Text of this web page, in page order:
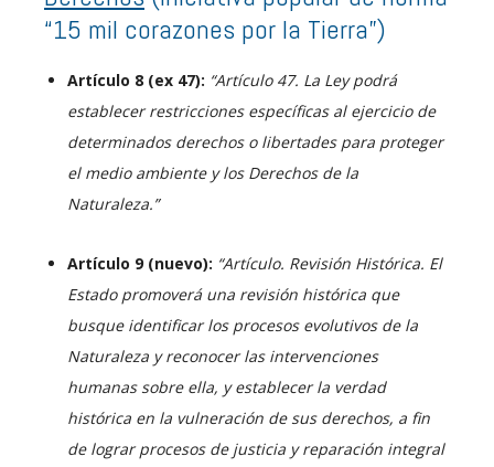
“15 mil corazones por la Tierra”)
Artículo 8 (ex 47): “Artículo 47. La Ley podrá
establecer restricciones específicas al ejercicio de
determinados derechos o libertades para proteger
el medio ambiente y los Derechos de la
Naturaleza.”
Artículo 9 (nuevo): “Artículo. Revisión Histórica. El
Estado promoverá una revisión histórica que
busque identificar los procesos evolutivos de la
Naturaleza y reconocer las intervenciones
humanas sobre ella, y establecer la verdad
histórica en la vulneración de sus derechos, a fin
de lograr procesos de justicia y reparación integral